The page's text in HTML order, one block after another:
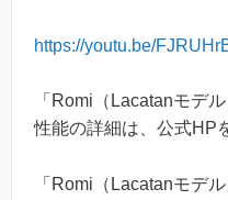
https://youtu.be/
「Romi（Lacatanモデ
性能の詳細は、公式HP
「Romi（Lacatanモデ